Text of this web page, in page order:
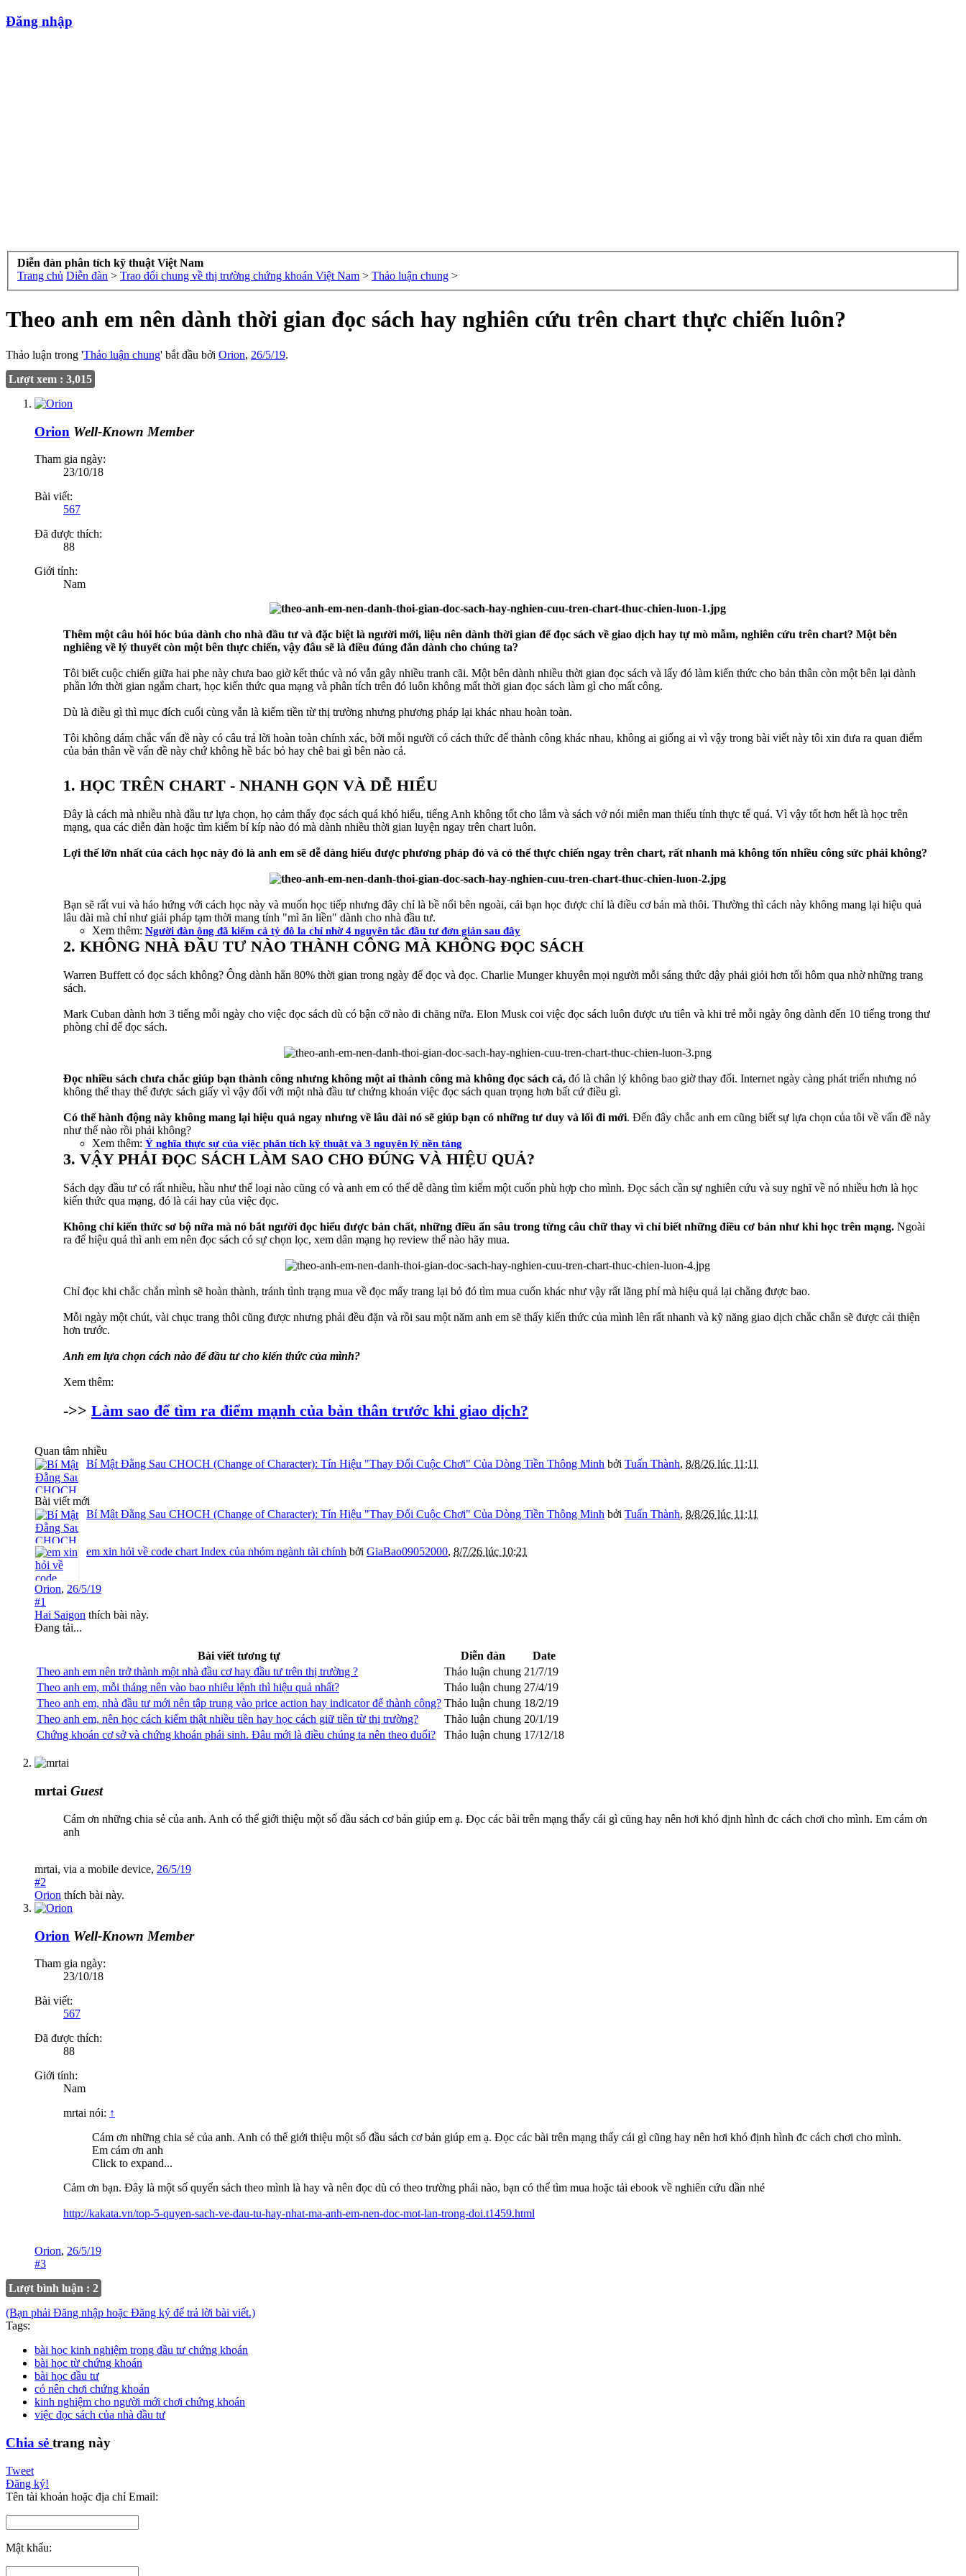
Đăng nhập
Diễn đàn phân tích kỹ thuật Việt Nam
Trang chủ Diễn đàn > Trao đổi chung về thị trường chứng khoán Việt Nam > Thảo luận chung >
Theo anh em nên dành thời gian đọc sách hay nghiên cứu trên chart thực chiến luôn?
Thảo luận trong 'Thảo luận chung' bắt đầu bởi Orion, 26/5/19.
Lượt xem : 3,015
Orion Well-Known Member
Tham gia ngày:
23/10/18
Bài viết:
567
Đã được thích:
88
Giới tính:
Nam
Thêm một câu hỏi hóc búa dành cho nhà đầu tư và đặc biệt là người mới, liệu nên dành thời gian để đọc sách về giao dịch hay tự mò mẫm, nghiên cứu trên chart? Một bên
nghiêng về lý thuyết còn một bên thực chiến, vậy đâu sẽ là điều đúng đắn dành cho chúng ta?
Tôi biết cuộc chiến giữa hai phe này chưa bao giờ kết thúc và nó vẫn gây nhiều tranh cãi. Một bên dành nhiều thời gian đọc sách và lấy đó làm kiến thức cho bản thân còn một bên lại dành
phần lớn thời gian ngắm chart, học kiến thức qua mạng và phân tích trên đó luôn không mất thời gian đọc sách làm gì cho mất công.
Dù là điều gì thì mục đích cuối cùng vẫn là kiếm tiền từ thị trường nhưng phương pháp lại khác nhau hoàn toàn.
Tôi không dám chắc vấn đề này có câu trả lời hoàn toàn chính xác, bởi mỗi người có cách thức để thành công khác nhau, không ai giống ai vì vậy trong bài viết này tôi xin đưa ra quan điểm
của bản thân về vấn đề này chứ không hề bác bỏ hay chê bai gì bên nào cả.
1. HỌC TRÊN CHART - NHANH GỌN VÀ DỄ HIỂU
Đây là cách mà nhiều nhà đầu tư lựa chọn, họ cảm thấy đọc sách quá khó hiểu, tiếng Anh không tốt cho lắm và sách vở nói miên man thiếu tính thực tế quá. Vì vậy tốt hơn hết là học trên
mạng, qua các diễn đàn hoặc tìm kiếm bí kíp nào đó mà dành nhiều thời gian luyện ngay trên chart luôn.
Lợi thế lớn nhất của cách học này đó là anh em sẽ dễ dàng hiểu được phương pháp đó và có thể thực chiến ngay trên chart, rất nhanh mà không tốn nhiều công sức phải không?
Bạn sẽ rất vui và háo hứng với cách học này và muốn học tiếp nhưng đây chỉ là bề nổi bên ngoài, cái bạn học được chỉ là điều cơ bản mà thôi. Thường thì cách này không mang lại hiệu quả
lâu dài mà chỉ như giải pháp tạm thời mang tính "mì ăn liền" dành cho nhà đầu tư.
Xem thêm: Người đàn ông đã kiếm cả tỷ đô la chỉ nhờ 4 nguyên tắc đầu tư đơn giản sau đây
2. KHÔNG NHÀ ĐẦU TƯ NÀO THÀNH CÔNG MÀ KHÔNG ĐỌC SÁCH
Warren Buffett có đọc sách không? Ông dành hẳn 80% thời gian trong ngày để đọc và đọc. Charlie Munger khuyên mọi người mỗi sáng thức dậy phải giỏi hơn tối hôm qua nhờ những trang
sách.
Mark Cuban dành hơn 3 tiếng mỗi ngày cho việc đọc sách dù có bận cỡ nào đi chăng nữa. Elon Musk coi việc đọc sách luôn được ưu tiên và khi trẻ mỗi ngày ông dành đến 10 tiếng trong thư
phòng chỉ để đọc sách.
Đọc nhiều sách chưa chắc giúp bạn thành công nhưng không một ai thành công mà không đọc sách cả, đó là chân lý không bao giờ thay đổi. Internet ngày càng phát triển nhưng nó
không thể thay thế được sách giấy vì vậy đối với một nhà đầu tư chứng khoán việc đọc sách quan trọng hơn bất cứ điều gì.
Có thể hành động này không mang lại hiệu quả ngay nhưng về lâu dài nó sẽ giúp bạn có những tư duy và lối đi mới. Đến đây chắc anh em cũng biết sự lựa chọn của tôi về vấn đề này
như thế nào rồi phải không?
Xem thêm: Ý nghĩa thực sự của việc phân tích kỹ thuật và 3 nguyên lý nền tảng
3. VẬY PHẢI ĐỌC SÁCH LÀM SAO CHO ĐÚNG VÀ HIỆU QUẢ?
Sách dạy đầu tư có rất nhiều, hầu như thể loại nào cũng có và anh em có thể dễ dàng tìm kiếm một cuốn phù hợp cho mình. Đọc sách cần sự nghiên cứu và suy nghĩ về nó nhiều hơn là học
kiến thức qua mạng, đó là cái hay của việc đọc.
Không chỉ kiến thức sơ bộ nữa mà nó bắt người đọc hiểu được bản chất, những điều ẩn sâu trong từng câu chữ thay vì chỉ biết những điều cơ bản như khi học trên mạng. Ngoài
ra để hiệu quả thì anh em nên đọc sách có sự chọn lọc, xem dân mạng họ review thế nào hãy mua.
Chỉ đọc khi chắc chắn mình sẽ hoàn thành, tránh tình trạng mua về đọc mấy trang lại bỏ đó tìm mua cuốn khác như vậy rất lãng phí mà hiệu quả lại chẳng được bao.
Mỗi ngày một chút, vài chục trang thôi cũng được nhưng phải đều đặn và rồi sau một năm anh em sẽ thấy kiến thức của mình lên rất nhanh và kỹ năng giao dịch chắc chắn sẽ được cải thiện
hơn trước.
Anh em lựa chọn cách nào để đầu tư cho kiến thức của mình?
Xem thêm:
->> Làm sao để tìm ra điểm mạnh của bản thân trước khi giao dịch?
Quan tâm nhiều
Bí Mật Đằng Sau CHOCH (Change of Character): Tín Hiệu "Thay Đổi Cuộc Chơi" Của Dòng Tiền Thông Minh bởi Tuấn Thành, 8/8/26 lúc 11:11
Bài viết mới
Bí Mật Đằng Sau CHOCH (Change of Character): Tín Hiệu "Thay Đổi Cuộc Chơi" Của Dòng Tiền Thông Minh bởi Tuấn Thành, 8/8/26 lúc 11:11
em xin hỏi về code chart Index của nhóm ngành tài chính bởi GiaBao09052000, 8/7/26 lúc 10:21
Orion, 26/5/19
#1
Hai Saigon thích bài này.
Đang tải...
Bài viết tương tự Diễn đàn
Date
Theo anh em nên trở thành một nhà đầu cơ hay đầu tư trên thị trường ?
Thảo luận chung 21/7/19
Theo anh em, mỗi tháng nên vào bao nhiêu lệnh thì hiệu quả nhất?
Thảo luận chung 27/4/19
Theo anh em, nhà đầu tư mới nên tập trung vào price action hay indicator để thành công? Thảo luận chung 18/2/19
Theo anh em, nên học cách kiếm thật nhiều tiền hay học cách giữ tiền từ thị trường?
Thảo luận chung 20/1/19
Chứng khoán cơ sở và chứng khoán phái sinh. Đâu mới là điều chúng ta nên theo đuổi?
Thảo luận chung 17/12/18
mrtai Guest
Cám ơn những chia sẻ của anh. Anh có thể giới thiệu một số đầu sách cơ bản giúp em ạ. Đọc các bài trên mạng thấy cái gì cũng hay nên hơi khó định hình đc cách chơi cho mình. Em cám ơn
anh
mrtai, via a mobile device, 26/5/19
#2
Orion thích bài này.
Orion Well-Known Member
Tham gia ngày:
23/10/18
Bài viết:
567
Đã được thích:
88
Giới tính:
Nam
mrtai nói: ↑
Cám ơn những chia sẻ của anh. Anh có thể giới thiệu một số đầu sách cơ bản giúp em ạ. Đọc các bài trên mạng thấy cái gì cũng hay nên hơi khó định hình đc cách chơi cho mình.
Em cám ơn anh
Click to expand...
Cảm ơn bạn. Đây là một số quyển sách theo mình là hay và nên đọc dù có theo trường phái nào, bạn có thể tìm mua hoặc tải ebook về nghiên cứu dần nhé
http://kakata.vn/top-5-quyen-sach-ve-dau-tu-hay-nhat-ma-anh-em-nen-doc-mot-lan-trong-doi.t1459.html
Orion, 26/5/19
#3
Lượt bình luận : 2
(Bạn phải Đăng nhập hoặc Đăng ký để trả lời bài viết.)
Tags:
bài học kinh nghiệm trong đầu tư chứng khoán
bài học từ chứng khoán
bài học đầu tư
có nên chơi chứng khoán
kinh nghiệm cho người mới chơi chứng khoán
việc đọc sách của nhà đầu tư
Chia sẻ trang này
Tweet
Đăng ký!
Tên tài khoản hoặc địa chỉ Email:
Mật khẩu: